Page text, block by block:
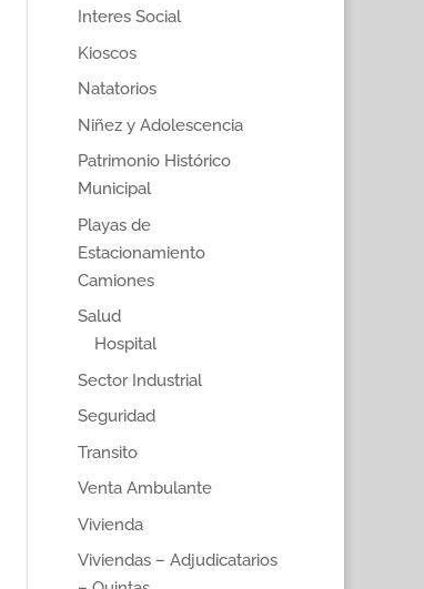
Interes Social
Kioscos
Natatorios
Niñez y Adolescencia
Patrimonio Histórico
Municipal
Playas de
Estacionamiento
Camiones
Salud
Hospital
Sector Industrial
Seguridad
Transito
Venta Ambulante
Vivienda
Viviendas – Adjudicatarios